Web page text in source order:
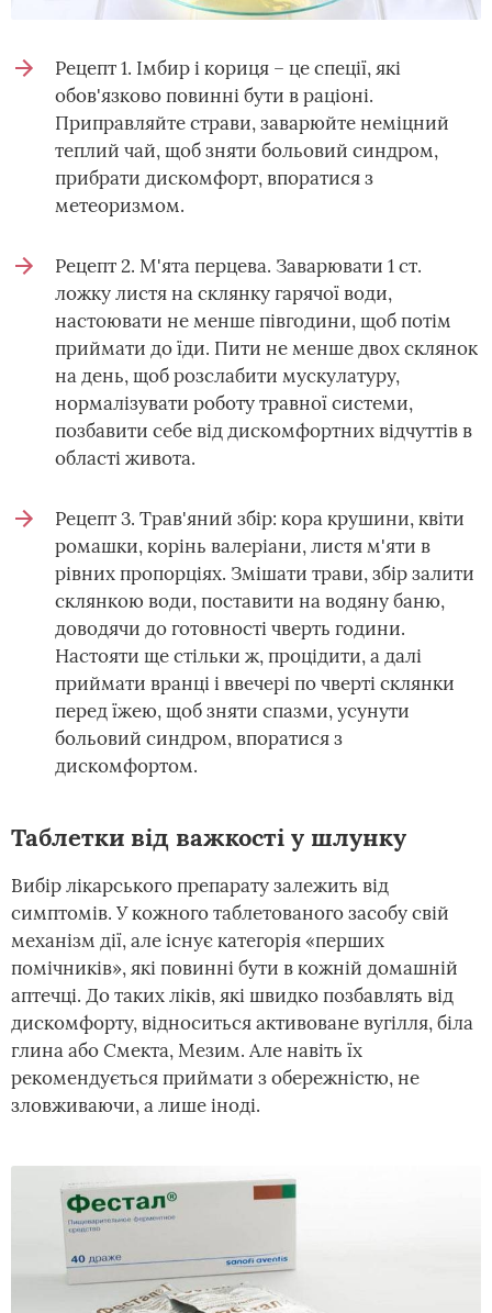
Рецепт 1. Імбир і кориця – це спеції, які
обов'язково повинні бути в раціоні.
Приправляйте страви, заварюйте неміцний
теплий чай, щоб зняти больовий синдром,
прибрати дискомфорт, впоратися з
метеоризмом.
Рецепт 2. М'ята перцева. Заварювати 1 ст.
ложку листя на склянку гарячої води,
настоювати не менше півгодини, щоб потім
приймати до їди. Пити не менше двох склянок
на день, щоб розслабити мускулатуру,
нормалізувати роботу травної системи,
позбавити себе від дискомфортних відчуттів в
області живота.
Рецепт 3. Трав'яний збір: кора крушини, квіти
ромашки, корінь валеріани, листя м'яти в
рівних пропорціях. Змішати трави, збір залити
склянкою води, поставити на водяну баню,
доводячи до готовності чверть години.
Настояти ще стільки ж, процідити, а далі
приймати вранці і ввечері по чверті склянки
перед їжею, щоб зняти спазми, усунути
больовий синдром, впоратися з
дискомфортом.
Таблетки від важкості у шлунку
Вибір лікарського препарату залежить від
симптомів. У кожного таблетованого засобу свій
механізм дії, але існує категорія «перших
помічників», які повинні бути в кожній домашній
аптечці. До таких ліків, які швидко позбавлять від
дискомфорту, відноситься активоване вугілля, біла
глина або Смекта, Мезим. Але навіть їх
рекомендується приймати з обережністю, не
зловживаючи, а лише іноді.